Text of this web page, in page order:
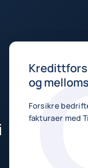
og
Forsikre
fakturaer med